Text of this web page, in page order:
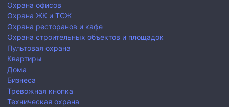
Охрана офисов
Охрана ЖК и ТСЖ
Охрана ресторанов и кафе
Охрана строительных объектов и площадок
Пультовая охрана
Квартиры
Дома
Бизнеса
Тревожная кнопка
Техническая охрана